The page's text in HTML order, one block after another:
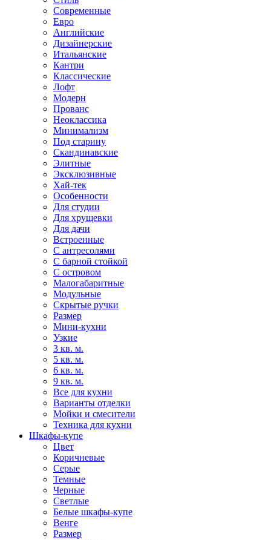
Современные
Евро
Английские
Дизайнерские
Итальянские
Кантри
Классические
Лофт
Модерн
Прованс
Неоклассика
Минимализм
Под старину
Скандинавские
Элитные
Эксклюзивные
Хай-тек
Особенности
Для студии
Для хрущевки
Для дачи
Встроенные
С антресолями
С барной стойкой
С островом
Малогабаритные
Модульные
Скрытые ручки
Размер
Мини-кухни
Узкие
3 кв. м.
5 кв. м.
6 кв. м.
9 кв. м.
Все для кухни
Варианты отделки
Мойки и смесители
Техника для кухни
Шкафы-купе
Цвет
Коричневые
Серые
Темные
Черные
Светлые
Белые шкафы-купе
Венге
Размер